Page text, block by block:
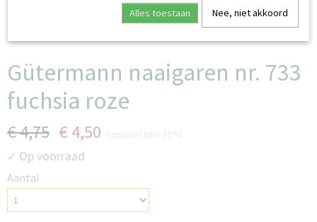
Gütermann naaigaren nr. 733
fuchsia roze
€ 4,75 € 4,50
✓ Op voorraad
Aantal
Alles toestaan Nee, niet akkoord